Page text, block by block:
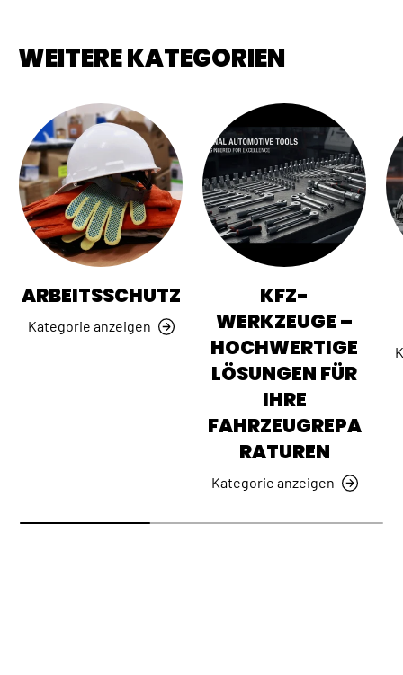
WEITERE KATEGORIEN
ARBEITSSCHUTZ
Kategorie anzeigen
KFZ-
WERKZEUGE –
HOCHWERTIGE
LÖSUNGEN FÜR
IHRE
FAHRZEUGREPA
RATUREN
Kategorie anzeigen